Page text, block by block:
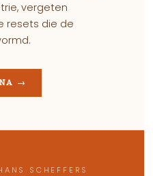
vergeten
resets die de
→
SCHEFFERS